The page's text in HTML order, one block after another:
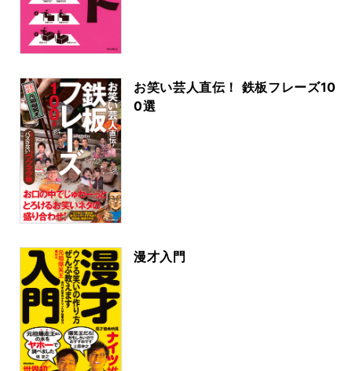
お笑い芸人直伝！ 鉄板フレーズ10
0選
漫才入門